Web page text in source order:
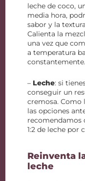
leche de coco,
media hora,
sabor y la
Calienta la
una vez que
a temperatura
constantemente.
– Leche: si
conseguir un
cremosa. Como
las opciones
recomendamos
1:2 de leche por
Reinventa
leche